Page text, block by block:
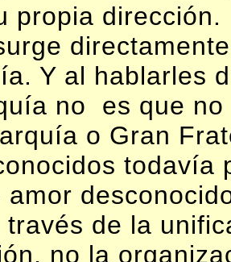
propia
Y al hablarles
no
es que
o Gran
todavía
amor
través de la
no la